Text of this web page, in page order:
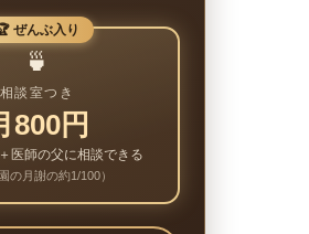
ぜんぶ入り
🍵
相談室つき
800円
医師の父に相談できる
の月謝の約1/100）